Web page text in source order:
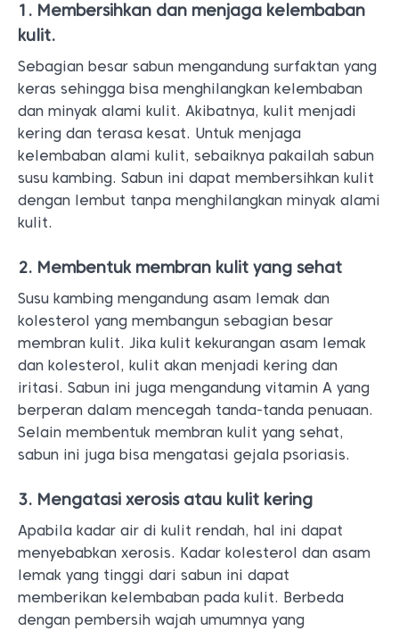
1. Membersihkan dan menjaga kelembaban
kulit.
Sebagian besar sabun mengandung surfaktan yang
keras sehingga bisa menghilangkan kelembaban
dan minyak alami kulit. Akibatnya, kulit menjadi
kering dan terasa kesat. Untuk menjaga
kelembaban alami kulit, sebaiknya pakailah sabun
susu kambing. Sabun ini dapat membersihkan kulit
dengan lembut tanpa menghilangkan minyak alami
kulit.
2. Membentuk membran kulit yang sehat
Susu kambing mengandung asam lemak dan
kolesterol yang membangun sebagian besar
membran kulit. Jika kulit kekurangan asam lemak
dan kolesterol, kulit akan menjadi kering dan
iritasi. Sabun ini juga mengandung vitamin A yang
berperan dalam mencegah tanda-tanda penuaan.
Selain membentuk membran kulit yang sehat,
sabun ini juga bisa mengatasi gejala psoriasis.
3. Mengatasi xerosis atau kulit kering
Apabila kadar air di kulit rendah, hal ini dapat
menyebabkan xerosis. Kadar kolesterol dan asam
lemak yang tinggi dari sabun ini dapat
memberikan kelembaban pada kulit. Berbeda
dengan pembersih wajah umumnya yang